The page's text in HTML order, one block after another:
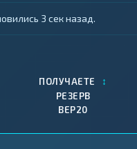
4 сек назад.
ПОЛУЧАЕТЕ ↕
РЕЗЕРВ
BEP20